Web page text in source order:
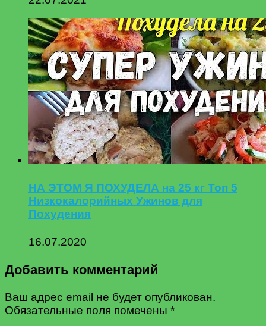
НА ЭТОМ Я ПОХУДЕЛА на 25 кг Топ 5
Низкокалорийных Ужинов для
Похудения
16.07.2020
Добавить комментарий
Ваш адрес email не будет опубликован.
Обязательные поля помечены *